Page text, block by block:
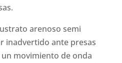
arenoso semi
inadvertido ante presas
movimiento de onda